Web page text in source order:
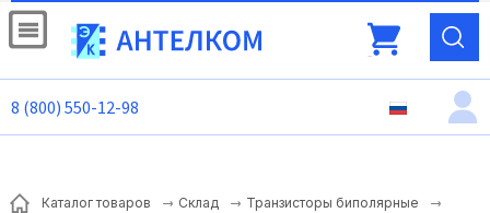
8 (800) 550-12-98
Каталог товаров Склад
Транзисторы биполярные